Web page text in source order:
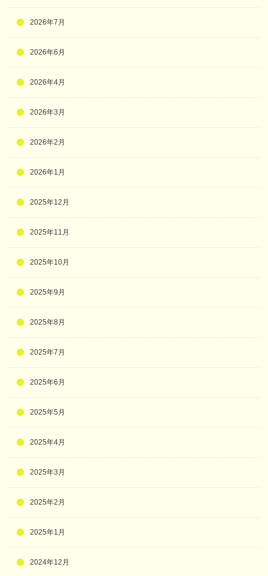
2026年7月
2026年6月
2026年4月
2026年3月
2026年2月
2026年1月
2025年12月
2025年11月
2025年10月
2025年9月
2025年8月
2025年7月
2025年6月
2025年5月
2025年4月
2025年3月
2025年2月
2025年1月
2024年12月